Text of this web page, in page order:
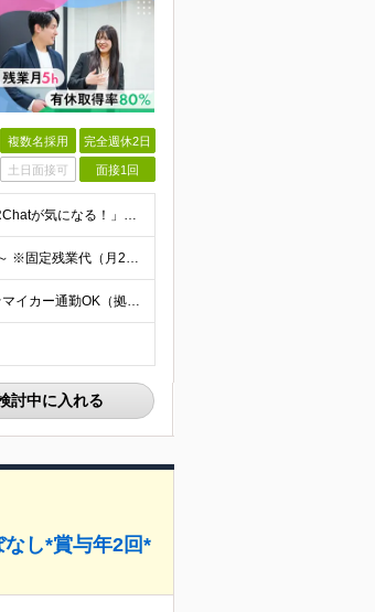
複数名採用 完全週休2日
土日面接可 面接1回
〈完全未経験OK◎第二新卒＆2026年新卒も歓迎します！〉 ☆「VtubeやVRChatが気になる！」の志望動機でOK ☆社会人デビューOK／学歴・経歴不問 未経験スタート前提のポテンシャル採用。
◆正社員／契約社員※給与前払いもOK♪ 【関東（一都三県）】 月給25万円～ ※固定残業代（月20時間分／月3万2383円）を含む。超過分は別途支給。 ※試用期間中の給与は月給23万円～ 【関東（北
★全国47都道府県、どこからでも勤務OK ★転勤なし！腰を据えて活躍◎ ★マイカー通勤OK（拠点による） ★業務に慣れたら、ゆくゆくはリモート併用やフルリモートも可能 全国のお客様先にて勤務していた
討中に入れる
し*賞与年2回*